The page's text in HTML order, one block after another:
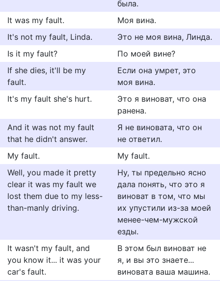
была.
It was my fault.
Моя вина.
It's not my fault, Linda.
Это не моя вина, Линда.
Is it my fault?
По моей вине?
If she dies, it'll be my
fault.
Если она умрет, это
моя вина.
It's my fault she's hurt.
Это я виноват, что она
ранена.
And it was not my fault
that he didn't answer.
Я не виновата, что он
не ответил.
My fault.
My fault.
Well, you made it pretty
clear it was my fault we
lost them due to my less-
than-manly driving.
Ну, ты предельно ясно
дала понять, что это я
виноват в том, что мы
их упустили из-за моей
менее-чем-мужской
езды.
It wasn't my fault, and
you know it... it was your
car's fault.
В этом был виноват не
я, и вы это знаете...
виновата ваша машина.